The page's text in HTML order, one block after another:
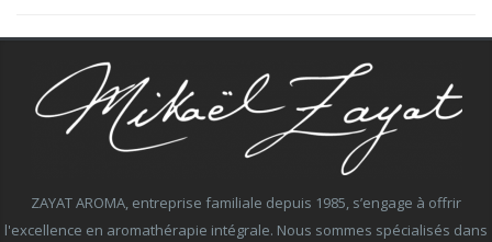
ZAYAT AROMA, entreprise familiale depuis 1985, s’engage à offrir
l'excellence en aromathérapie intégrale. Nous sommes spécialisés dans